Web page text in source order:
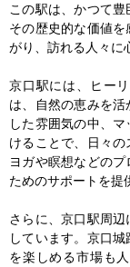
この駅は、かつて豊
その歴史的な価値
がり、訪れる人々に
京口駅には、ヒー
は、自然の恵みを
した雰囲気の中、
けることで、日々の
ヨガや瞑想などの
ためのサポートを提
さらに、京口駅周
しています。京口
を楽しめる市場も